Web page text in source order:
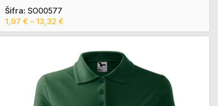
Šifra: SO00577
1,97 € – 13,32 €